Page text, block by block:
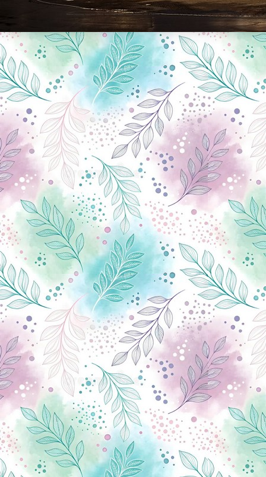
Новини Чернігова, Чернігівські новини, Чернігівський формат, новини Чернігова, події в Чернігові: політика, економіка, аналітика, культура, відеоновини, екологія, спортивний Чернігів, туризм, Чернігів